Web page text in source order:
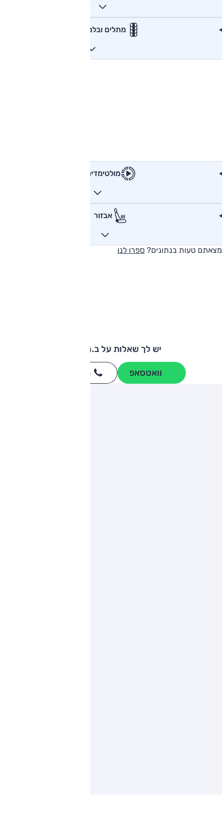
מתלים ובלמים
מולטימדיה
אבזור
מצאתם טעות בנתונים? ספרו לנו
יש לך שאלות על ב.מ.וו X7?
וואטסאפ חייגו